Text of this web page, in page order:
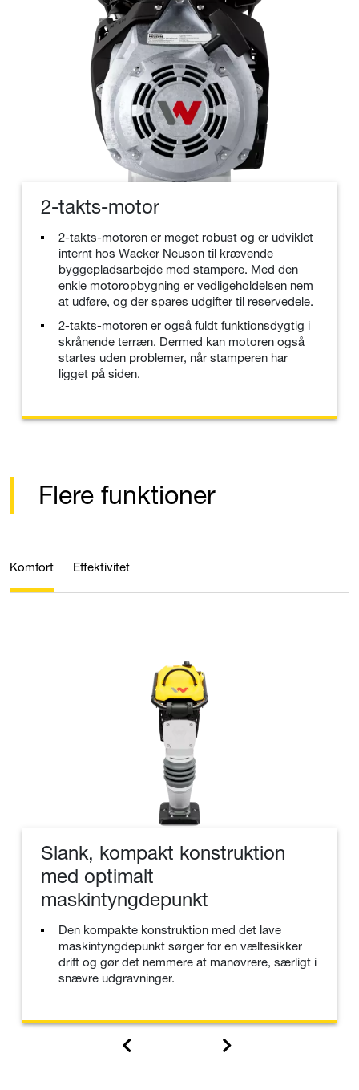
2-takts-motor
2-takts-motoren er meget robust og er udviklet
internt hos Wacker Neuson til krævende
byggepladsarbejde med stampere. Med den
enkle motoropbygning er vedligeholdelsen nem
at udføre, og der spares udgifter til reservedele.
2-takts-motoren er også fuldt funktionsdygtig i
skrånende terræn. Dermed kan motoren også
startes uden problemer, når stamperen har
ligget på siden.
Flere funktioner
Komfort Effektivitet
Slank, kompakt konstruktion
med optimalt
maskintyngdepunkt
Den kompakte konstruktion med det lave
maskintyngdepunkt sørger for en væltesikker
drift og gør det nemmere at manøvrere, særligt i
snævre udgravninger.